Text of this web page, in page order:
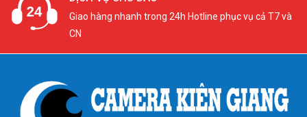
Giao hàng nhanh trong 24h Hotline phục vụ cả T7 và
CN